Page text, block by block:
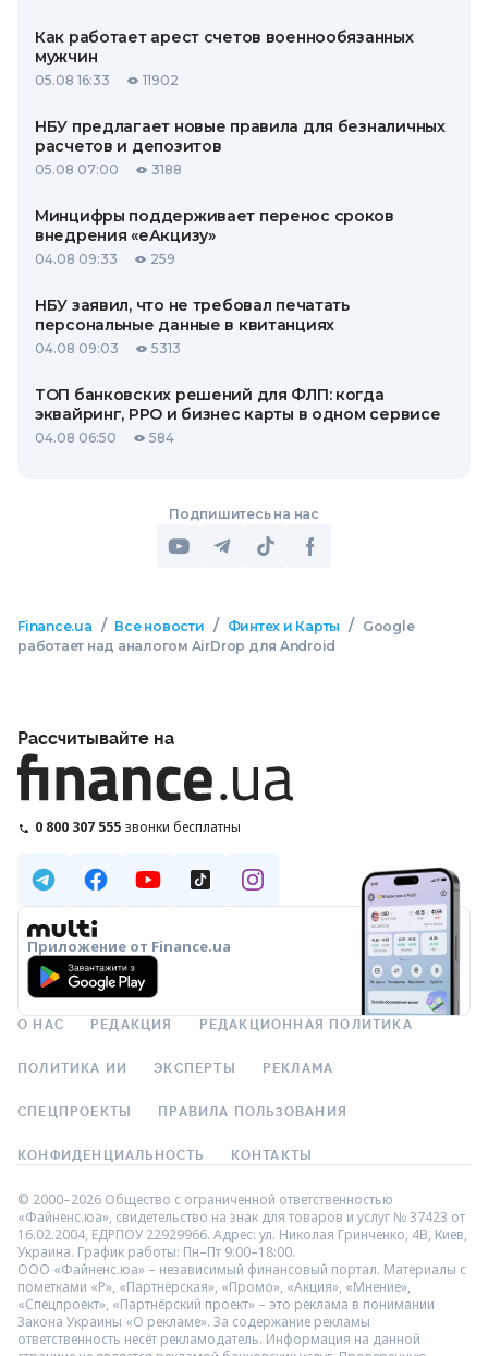
Как работает арест счетов военнообязанных
мужчин
05.08 16:33 11902
НБУ предлагает новые правила для безналичных
расчетов и депозитов
05.08 07:00 3188
Минцифры поддерживает перенос сроков
внедрения «еАкцизу»
04.08 09:33 259
НБУ заявил, что не требовал печатать
персональные данные в квитанциях
04.08 09:03 5313
ТОП банковских решений для ФЛП: когда
эквайринг, РРО и бизнес карты в одном сервисе
04.08 06:50 584
Подпишитесь на нас
Finance.ua / Все новости / Финтех и Карты /
Google
работает над аналогом AirDrop для Android
Рассчитывайте на
0 800 307 555 звонки бесплатны
Приложение от Finance.ua
О НАС РЕДАКЦИЯ РЕДАКЦИОННАЯ ПОЛИТИКА
ПОЛИТИКА ИИ ЭКСПЕРТЫ РЕКЛАМА
СПЕЦПРОЕКТЫ ПРАВИЛА ПОЛЬЗОВАНИЯ
КОНФИДЕНЦИАЛЬНОСТЬ КОНТАКТЫ
© 2000–2026 Общество с ограниченной ответственностью
«Файненс.юа», свидетельство на знак для товаров и услуг № 37423 от
16.02.2004, ЕДРПОУ 22929966. Адрес: ул. Николая Гринченко, 4В, Киев,
Украина. График работы: Пн–Пт 9:00–18:00.
ООО «Файненс.юа» – независимый финансовый портал. Материалы с
пометками «Р», «Партнёрская», «Промо», «Акция», «Мнение»,
«Спецпроект», «Партнёрский проект» – это реклама в понимании
Закона Украины «О рекламе». За содержание рекламы
ответственность несёт рекламодатель. Информация на данной